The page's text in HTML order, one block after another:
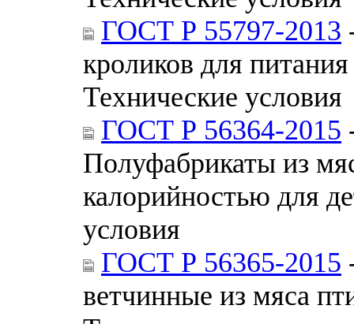
ГОСТ Р 55797-2013
кроликов для
Технические условия
ГОСТ Р 56364-2015
Полуфабрикаты из
калорийностью для
условия
ГОСТ Р 56365-2015
ветчинные из мяса